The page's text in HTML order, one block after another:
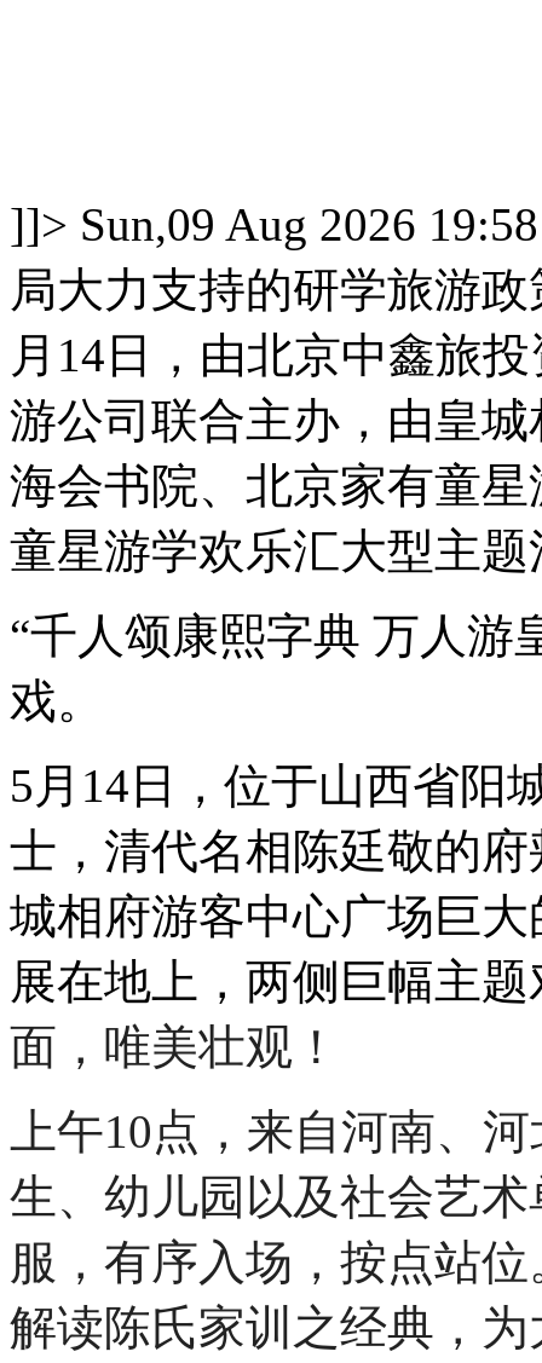
]]> Sun,09 Aug 2026
局大力支持的研学旅游
月14日，由北京中鑫旅
游公司联合主办，由皇
海会书院、北京家有童
童星游学欢乐汇大型主
“千人颂康熙字典 万人游
戏。
5月14日，位于山西省阳
士，清代名相陈廷敬的
城相府游客中心广场巨
展在地上，两侧巨幅主
面，唯美壮观！
上午10点， 来自河南、
生、幼儿园以及社会艺
服， 有序入场，按点站位
解读陈氏家训之经典，